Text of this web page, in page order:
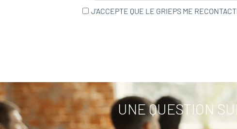
J'ACCEPTE QUE LE GRIEPS ME
UNE QUESTION